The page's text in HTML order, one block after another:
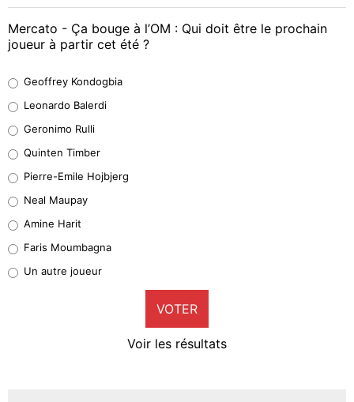
Mercato - Ça bouge à l’OM : Qui doit être le prochain
joueur à partir cet été ?
38%
32%
5%
1%
9%
Geoffrey Kondogbia
Leonardo Balerdi
Geronimo Rulli
Quinten Timber
Pierre-Emile Hojbjerg
Neal Maupay
Amine Harit
Faris Moumbagna
Un autre joueur
VOTER
Voir les résultats